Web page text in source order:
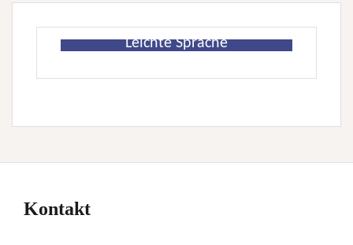
Leichte Sprache
Kontakt